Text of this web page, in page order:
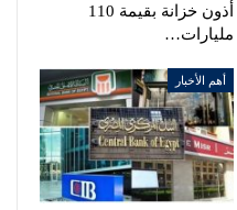
أذون خزانة بقيمة 110
مليارات…
أهم الأخبار